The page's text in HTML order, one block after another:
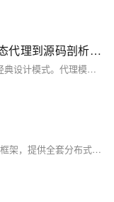
如何快速上手【Spring AOP】？从动态代理到源码剖析（下篇）
Spring AOP的实现本质上依赖于代理模式这一经典设计模式。代理模式通过引入代理对象作为目标对象的中间层，实现了对目标对象访问的控制与增强，其核心价值在于解耦核心业务逻辑与横切关注点。在框架设计中，这种模式广泛用于实现功能扩展（如远程调用、延迟加载）、行为拦截（如权限校验、异常处理）等场景，为系统提供了更高的灵活性和可维护性。
Spring Cloud 是一个基于 Spring Boot 的微服务框架，提供全套分布式系统解决方案。它整合了 Netflix、Zookeeper 等成熟技术，通过简化配置和开发流程，支持服务发现（Eureka）、负载均衡（Ribbon）、断路器（Hystrix）、API网关（Zuul）、配置管理（Config）等功能。此外，Spring Cloud 还兼容 Nacos、Consul、Etcd 等注册中心，满足不同场景需求。其核心组件如 Feign 和 Stream，进一步增强了服务调用与消息处理能力，为开发者提供了一站式微服务开发工具包。